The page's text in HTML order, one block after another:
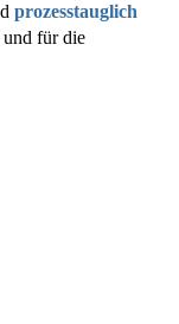
prozesstauglich
und für die